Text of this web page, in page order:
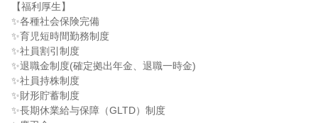
【福利厚生】
✨各種社会保険完備
✨育児短時間勤務制度
✨社員割引制度
✨退職金制度(確定拠出年金、退職一時金)
✨社員持株制度
✨財形貯蓄制度
✨長期休業給与保障（GLTD）制度